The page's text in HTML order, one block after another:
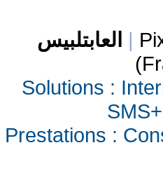
العابتلبيس |
Solutions :
SMS+
Prestations :